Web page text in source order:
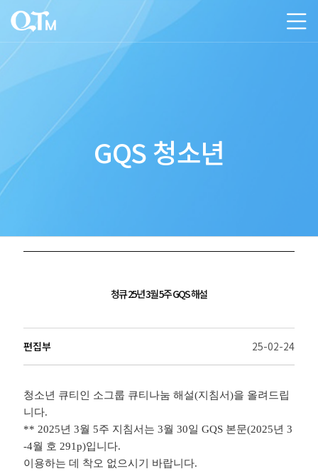
GQS 청소년
청큐 25년 3월 5주 GQS 해설
편집부 25-02-24
청소년 큐티인 소그룹 큐티나눔 해설(지침서)을 올려드립
니다.
** 2025년3월 5주 지침서는3월30일GQS 본문(2025년3
-4월 호 291p)입니다.
이용하는 데 착오 없으시기 바랍니다.